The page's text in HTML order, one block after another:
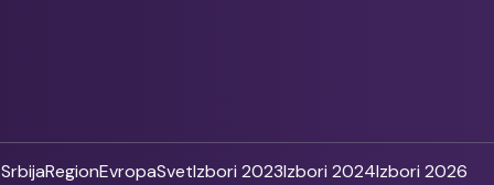
SrbijaRegionEvropaSvetIzbori 2023Izbori 2024Izbori 2026